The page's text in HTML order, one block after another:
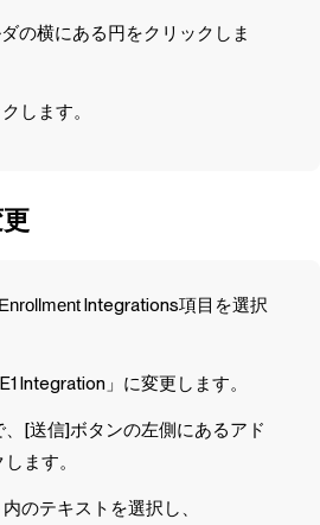
の横にある円をクリックしま
します。
Integrations項目を選択
Integration」に変更します。
[送信]ボタンの左側にあるアド
ます。
のテキストを選択し、